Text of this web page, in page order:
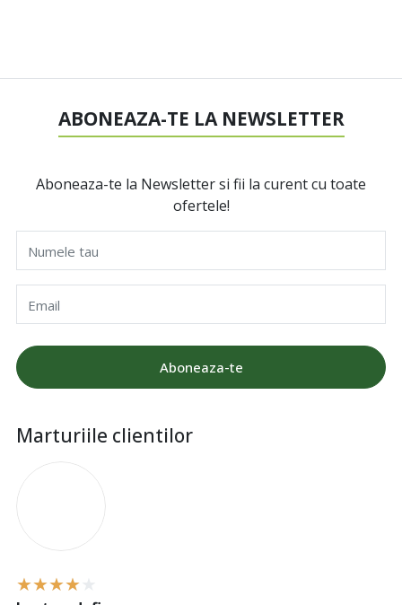
ABONEAZA-TE LA NEWSLETTER
Aboneaza-te la Newsletter si fii la curent cu toate
ofertele!
Numele tau
Email
Aboneaza-te
Marturiile clientilor